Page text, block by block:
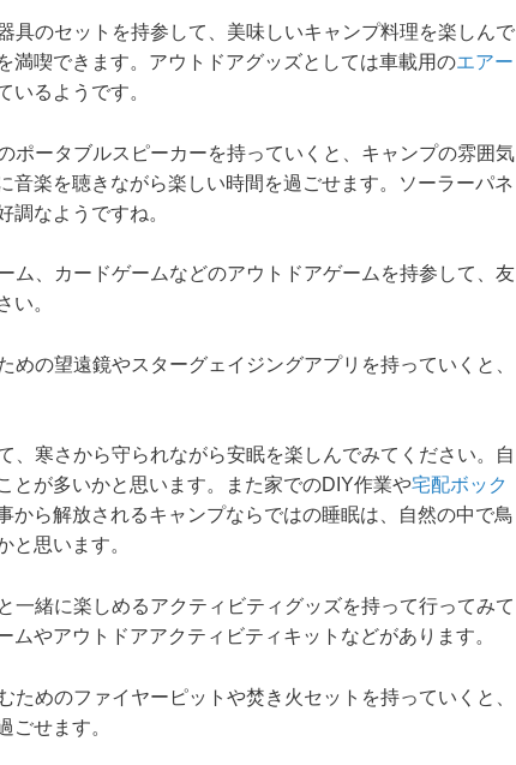
具のセットを持参して、美味しいキャンプ料理を楽しんで
満喫できます。アウトドアグッズとしては車載用のエアー
いるようです。
ポータブルスピーカーを持っていくと、キャンプの雰囲気
音楽を聴きながら楽しい時間を過ごせます。ソーラーパネ
調なようですね。
ム、カードゲームなどのアウトドアゲームを持参して、友
い。
の望遠鏡やスターグェイジングアプリを持っていくと、
、寒さから守られながら安眠を楽しんでみてください。自
とが多いかと思います。また家でのDIY作業や宅配ボック
から解放されるキャンプならではの睡眠は、自然の中で鳥
と思います。
一緒に楽しめるアクティビティグッズを持って行ってみて
ムやアウトドアアクティビティキットなどがあります。
めのファイヤーピットや焚き火セットを持っていくと、
ごせます。